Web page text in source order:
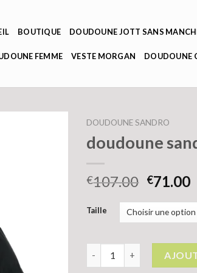
BOUTIQUE DOUDOUNE JOTT SANS
FEMME VESTE MORGAN DOUDOUNE
DOUDOUNE SANDRO
doudoune
€107.00 €71.00
Taille